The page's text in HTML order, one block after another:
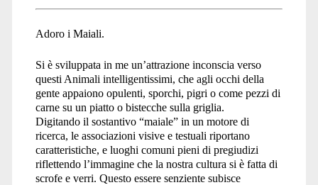
Adoro i Maiali.
Si è sviluppata in me un’attrazione inconscia verso
questi Animali intelligentissimi, che agli occhi della
gente appaiono opulenti, sporchi, pigri o come pezzi di
carne su un piatto o bistecche sulla griglia.
Digitando il sostantivo “maiale” in un motore di
ricerca, le associazioni visive e testuali riportano
caratteristiche, e luoghi comuni pieni di pregiudizi
riflettendo l’immagine che la nostra cultura si è fatta di
scrofe e verri. Questo essere senziente subisce